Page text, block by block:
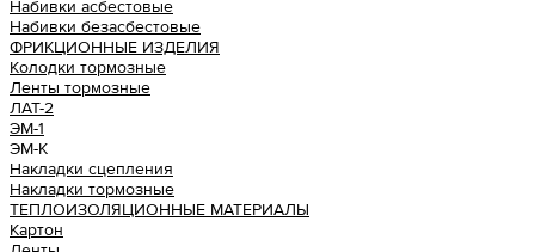
Набивки асбестовые
Набивки безасбестовые
ФРИКЦИОННЫЕ ИЗДЕЛИЯ
Колодки тормозные
Ленты тормозные
ЛАТ-2
ЭМ-1
ЭМ-К
Накладки сцепления
Накладки тормозные
ТЕПЛОИЗОЛЯЦИОННЫЕ МАТЕРИАЛЫ
Картон